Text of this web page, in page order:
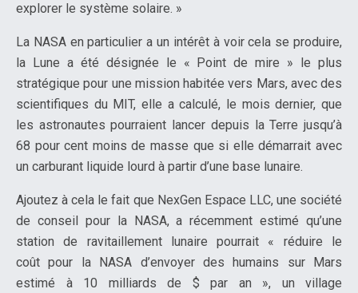
explorer le système solaire. »
La NASA en particulier a un intérêt à voir cela se produire,
la Lune a été désignée le « Point de mire » le plus
stratégique pour une mission habitée vers Mars, avec des
scientifiques du MIT, elle a calculé, le mois dernier, que
les astronautes pourraient lancer depuis la Terre jusqu’à
68 pour cent moins de masse que si elle démarrait avec
un carburant liquide lourd à partir d’une base lunaire.
Ajoutez à cela le fait que NexGen Espace LLC, une société
de conseil pour la NASA, a récemment estimé qu’une
station de ravitaillement lunaire pourrait « réduire le
coût pour la NASA d’envoyer des humains sur Mars
estimé à 10 milliards de $ par an », un village